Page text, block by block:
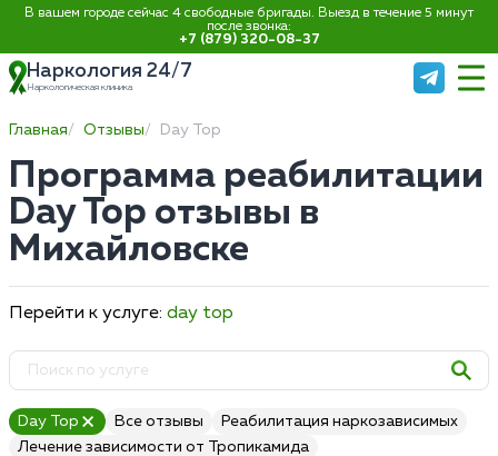
В вашем городе сейчас 4 свободные бригады. Выезд в течение 5 минут
после звонка:
+7 (879) 320-08-37
Наркология 24/7
Наркологическая клиника
Главная Отзывы Day Top
Программа реабилитации
Day Top отзывы в
Михайловске
Перейти к услуге: day top
Day Top Все отзывы
Реабилитация наркозависимых
Лечение зависимости от Тропикамида